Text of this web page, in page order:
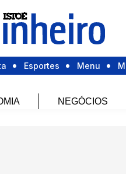
Esportes Menu
NEGÓCIOS